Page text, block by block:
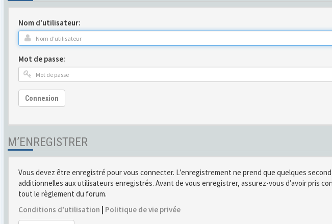
Nom d’utilisateur:
Mot de passe:
Connexion
M’ENREGISTRER
Vous devez être enregistré pour vous connecter. L’enregistrement ne prend que quelques
additionnelles aux utilisateurs enregistrés. Avant de vous enregistrer, assurez-vous d’avoir pris
tout le règlement du forum.
Conditions d’utilisation | Politique de vie privée